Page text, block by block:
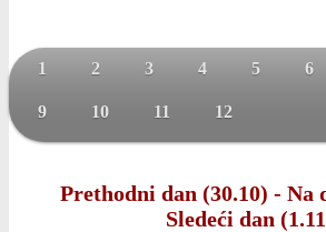
1 2 3 4 5 6
9 10 11 12
Prethodni dan (30.10) - Na
Sledeći dan